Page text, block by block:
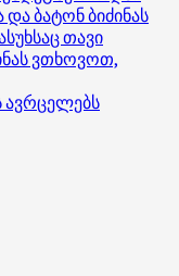
ბატონ ბიძინას
თავი
ვთხოვოთ,
ავრცელებს